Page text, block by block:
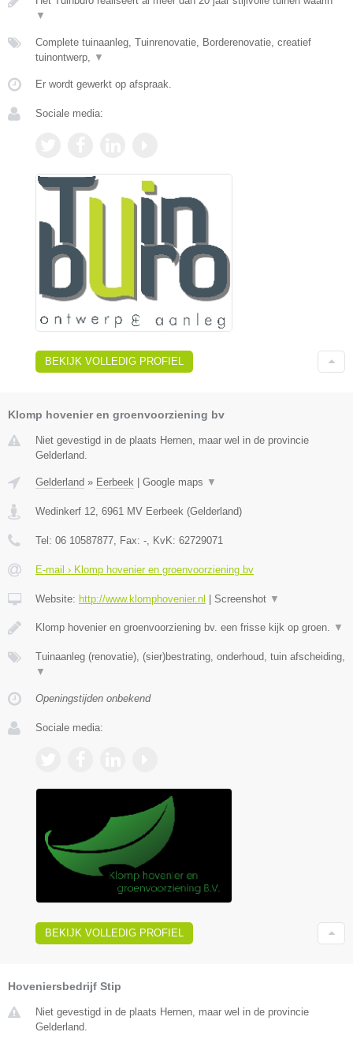
▼
Complete tuinaanleg, Tuinrenovatie, Borderenovatie, creatief
tuinontwerp,
▼
Er wordt gewerkt op afspraak.
Sociale media:
BEKIJK VOLLEDIG PROFIEL
Klomp hovenier en groenvoorziening bv
Niet gevestigd in de plaats Hernen, maar wel in de provincie
Gelderland.
Gelderland » Eerbeek Google maps ▼
Wedinkerf 12, 6961 MV Eerbeek (Gelderland)
Tel: 06 10587877, Fax: -, KvK: 62729071
E-mail › Klomp hovenier en groenvoorziening bv
Website: http://www.klomphovenier.nl Screenshot ▼
Klomp hovenier en groenvoorziening bv. een frisse kijk op groen. ▼
Tuinaanleg (renovatie), (sier)bestrating, onderhoud, tuin afscheiding,
▼
Openingstijden onbekend
Sociale media:
BEKIJK VOLLEDIG PROFIEL
Hoveniersbedrijf Stip
Niet gevestigd in de plaats Hernen, maar wel in de provincie
Gelderland.